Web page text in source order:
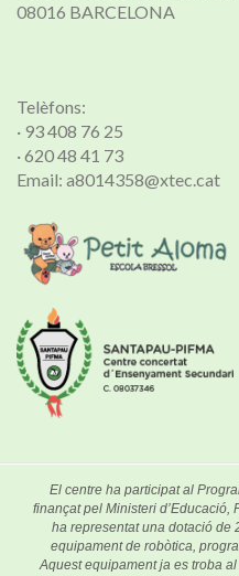
08016 BARCELONA
Telèfons:
· 93 408 76 25
· 620 48 41 73
Email: a8014358@xtec.cat
El centre ha participat al
finançat pel Ministeri d’Educació,
ha representat una dotació de
equipament de robòtica,
Aquest equipament ja es troba